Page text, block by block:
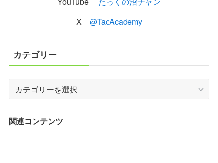
X @TacAcademy
カテゴリー
テ
リ
関連コンテンツ